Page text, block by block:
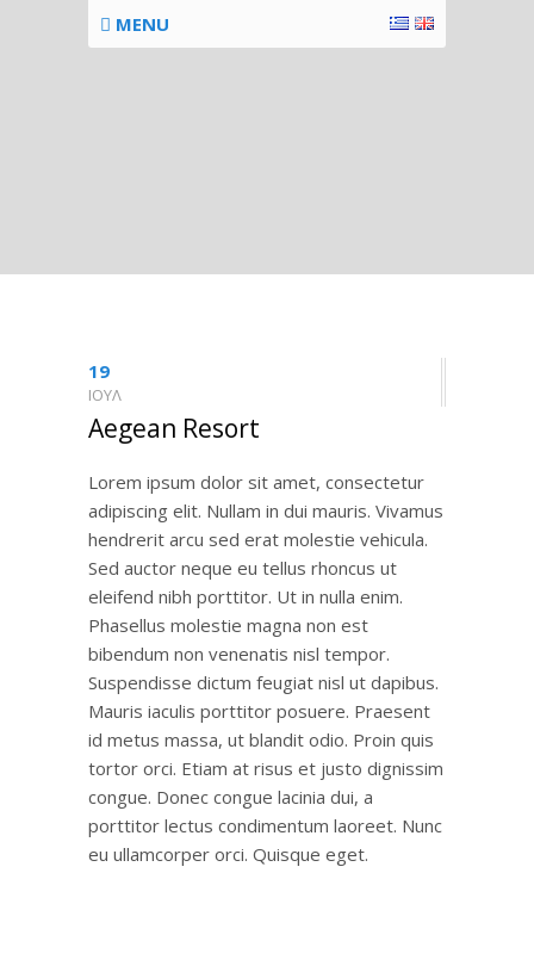
MENU
19
ΙΟΎΛ
Aegean Resort
Lorem ipsum dolor sit amet, consectetur
adipiscing elit. Nullam in dui mauris. Vivamus
hendrerit arcu sed erat molestie vehicula.
Sed auctor neque eu tellus rhoncus ut
eleifend nibh porttitor. Ut in nulla enim.
Phasellus molestie magna non est
bibendum non venenatis nisl tempor.
Suspendisse dictum feugiat nisl ut dapibus.
Mauris iaculis porttitor posuere. Praesent
id metus massa, ut blandit odio. Proin quis
tortor orci. Etiam at risus et justo dignissim
congue. Donec congue lacinia dui, a
porttitor lectus condimentum laoreet. Nunc
eu ullamcorper orci. Quisque eget.